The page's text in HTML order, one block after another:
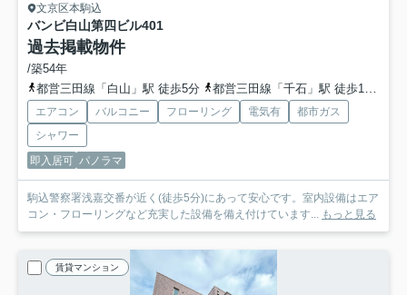
文京区本駒込
バンビ白山第四ビル401
過去掲載物件
/築54年
都営三田線「白山」駅 徒歩5分
都営三田線「千石」駅 徒歩11分
エアコン バルコニー フローリング 電気有
都市ガス
シャワー
即入居可 パノラマ
駒込警察署浅嘉交番が近く(徒歩5分)にあって安心です。室内設備はエア
コン・フローリングなど充実した設備を備え付けています... もっと見る
賃貸マンション